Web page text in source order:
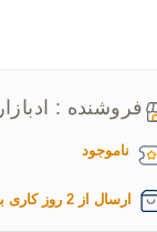
فروشنده : ادبازار
ناموجود
ارسال از 2 روز کاری بعد